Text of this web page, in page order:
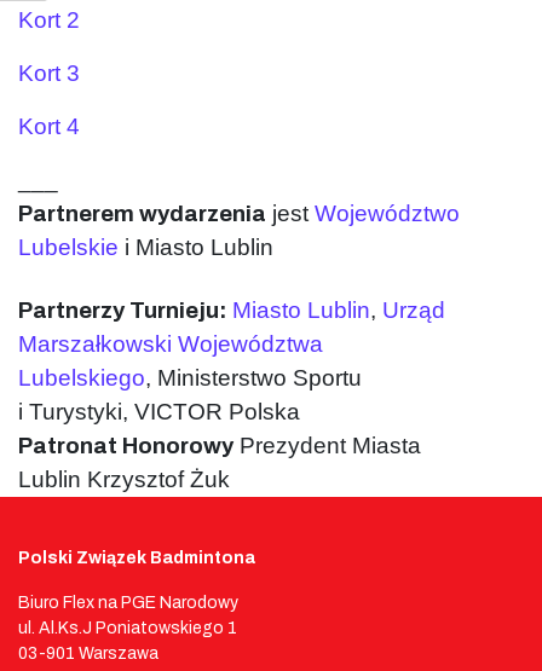
Kort 2
Kort 3
Kort 4
Partnerem wydarzenia jestWojewództwo
Lubelskie i Miasto Lublin
Partnerzy Turnieju: Miasto Lublin, Urząd
Marszałkowski Województwa
Lubelskiego, Ministerstwo Sportu
i Turystyki, VICTOR Polska
Patronat Honorowy Prezydent Miasta
Lublin Krzysztof Żuk
Polski Związek Badmintona
Biuro Flex na PGE Narodowy
ul. Al.Ks.J Poniatowskiego 1
03-901 Warszawa